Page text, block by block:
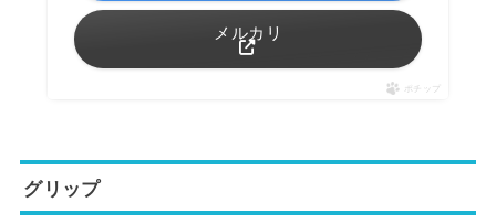
メルカリ
ポチップ
グリップ